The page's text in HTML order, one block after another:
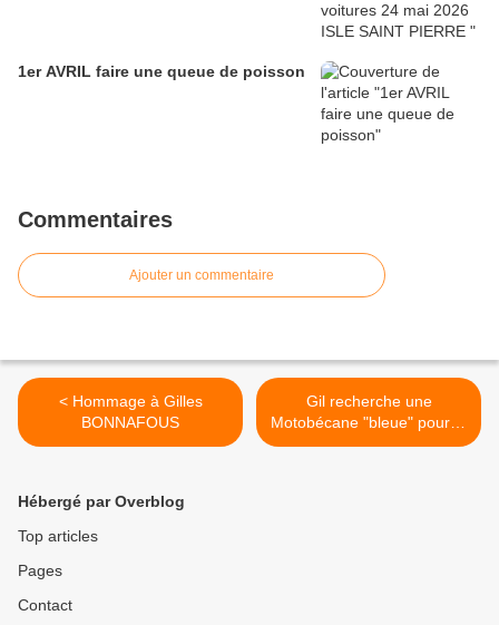
1er AVRIL faire une queue de poisson
Commentaires
Ajouter un commentaire
< Hommage à Gilles
BONNAFOUS
Gil recherche une
Motobécane "bleue" pour la
sortie des Rendez-Vous de
Hébergé par Overblog
Top articles
Pages
Contact